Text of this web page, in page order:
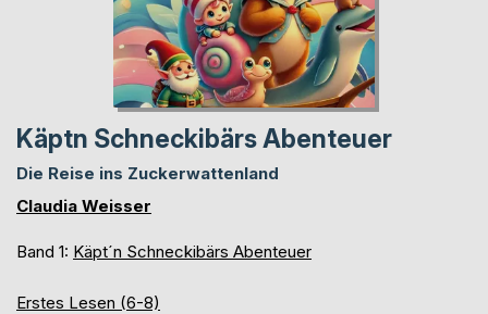
Käptn Schneckibärs Abenteuer
Die Reise ins Zuckerwattenland
Claudia Weisser
Band 1: Käpt´n Schneckibärs Abenteuer
Erstes Lesen (6-8)